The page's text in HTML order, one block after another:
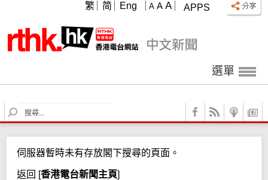
APPS
A A A
繁 简 Eng
選單
S
e
c
h
伺服器暫時未有存放閣下搜尋的頁面。
返回 [香港電台新聞主頁]